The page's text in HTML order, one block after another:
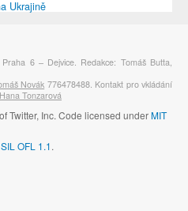
Ukrajině
6 – Dejvice. Redakce: Tomáš Butta,
Novák 776478488. Kontakt pro vkládání
Hana Tonzarová
Twitter, Inc. Code licensed underMIT
SIL OFL 1.1.